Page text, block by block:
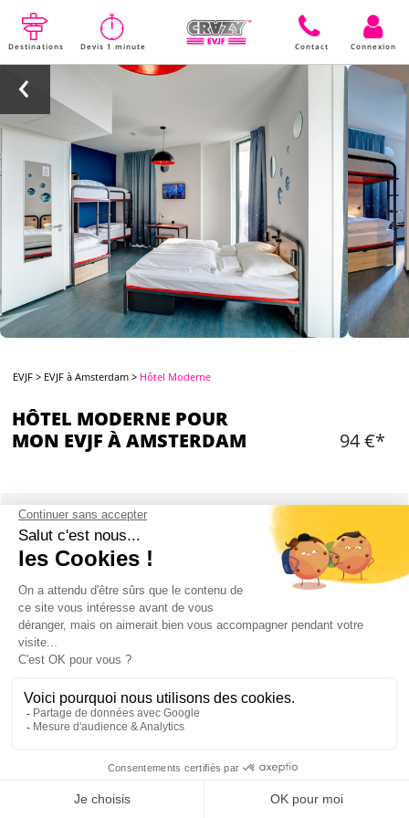
Destinations Devis 1 minute Contact Connexion
EVJF > EVJF à Amsterdam > Hôtel Moderne
HÔTEL MODERNE POUR
MON EVJF À AMSTERDAM
94 €*
CONTENU
Une ou plusieurs chambres privatisées dans
notre hôtel.
demande
Salle de bain privée dans chaque chambre
Check Out : 11 heure
Consigne à baggages
Mon EVJF à Amsterdam